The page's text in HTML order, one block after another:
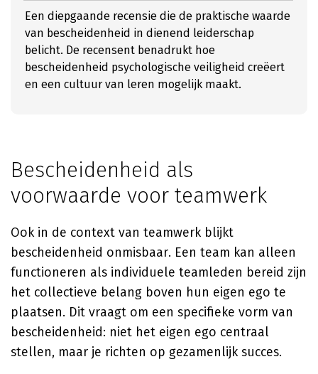
Een diepgaande recensie die de praktische waarde
van bescheidenheid in dienend leiderschap
belicht. De recensent benadrukt hoe
bescheidenheid psychologische veiligheid creëert
en een cultuur van leren mogelijk maakt.
Bescheidenheid als
voorwaarde voor teamwerk
Ook in de context van teamwerk blijkt
bescheidenheid onmisbaar. Een team kan alleen
functioneren als individuele teamleden bereid zijn
het collectieve belang boven hun eigen ego te
plaatsen. Dit vraagt om een specifieke vorm van
bescheidenheid: niet het eigen ego centraal
stellen, maar je richten op gezamenlijk succes.